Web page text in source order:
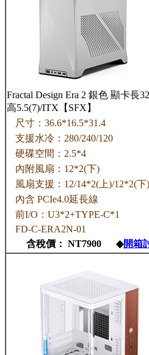
Fractal Design Era 2 銀色 顯卡長
高5.5(7)/ITX【SFX】
尺寸：36.6*16.5*31.4
支援水冷：280/240/120
硬碟空間：2.5*4
內附風扇：12*2(下)
風扇支援：12/14*2(上)/12*2(下)
內含 PCIe4.0延長線
前I/O：U3*2+TYPE-C*1
FD-C-ERA2N-01
含稅價： NT7900 ◆開箱